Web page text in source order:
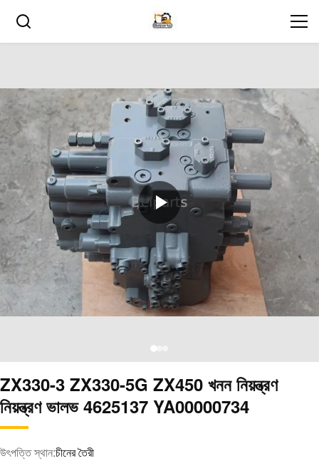
ZX330-3 ZX330-5G ZX450 খনন নিয়ন্ত্রণ
নিয়ন্ত্রণ ভালভ 4625137 YA00000734
উৎপত্তি স্থান:চীনের তৈরী